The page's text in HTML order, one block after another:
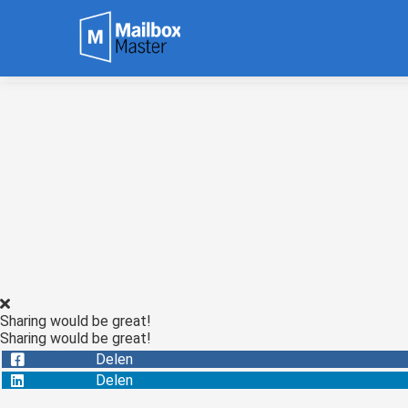
Sharing would be great!
Sharing would be great!
Delen
Delen